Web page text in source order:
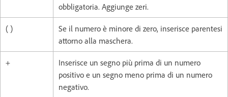
obbligatoria. Aggiunge zeri.
( )
Se il numero è minore di zero, inserisce parentesi
attorno alla maschera.
+
Inserisce un segno più prima di un numero
positivo e un segno meno prima di un numero
negativo.